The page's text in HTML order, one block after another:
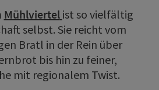
Mühlviertel ist so vielfältig
selbst. Sie reicht vom
Bratl in der Rein über
bis hin zu feiner,
mit regionalem Twist.